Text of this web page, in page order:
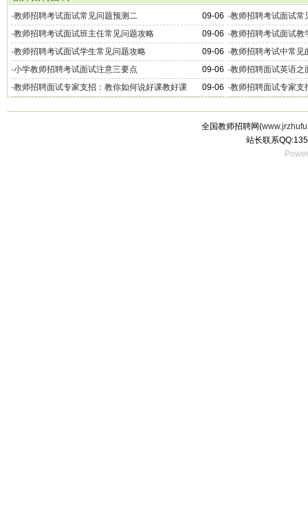
09-06
·教师招聘考试面试常见问题预测二 ·教师招聘考试面试常
09-06
·教师招聘考试面试班主任常见问题攻略 ·教师招聘考试面试教
09-06
·教师招聘考试面试学生常见问题攻略 ·教师招聘考试中常见
09-06
·小学教师招聘考试面试注意三要点 ·教师招聘面试英语之
09-06
·教师招聘面试专家支招：教你如何说好课教好课 ·教师招聘面试专家支
全国教师招聘网(
站长联系